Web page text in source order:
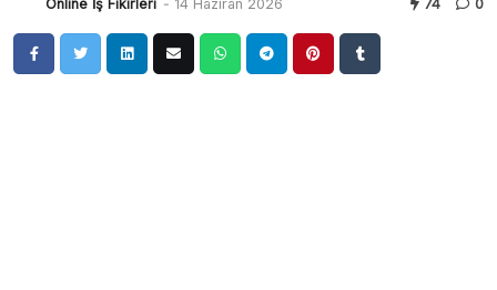
Online İş Fikirleri - 14 Haziran 2026 74 0